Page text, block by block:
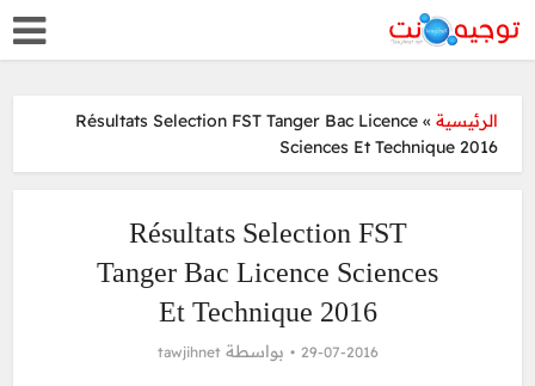
الرئيسية »
Résultats Selection FST Tanger Bac Licence
Sciences Et Technique 2016
Résultats Selection FST
Tanger Bac Licence Sciences
Et Technique 2016
29-07-2016 بواسطةtawjihnet